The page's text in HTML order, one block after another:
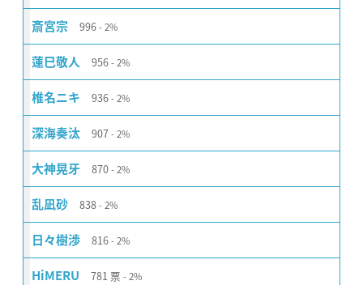
斎宮宗 996 2%
蓮巳敬人 956 2%
椎名ニキ 936 2%
深海奏汰 907 2%
大神晃牙 870 2%
乱凪砂 838 2%
日々樹渉 816 2%
HiMERU 781 票 2%